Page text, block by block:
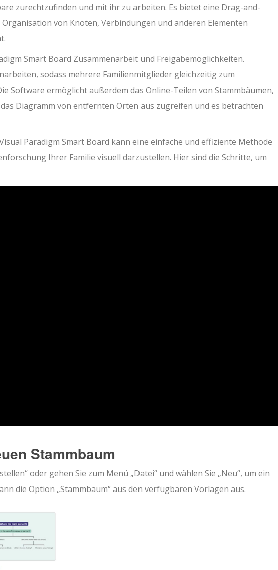
zurechtzufinden und mit ihr zu arbeiten. Es bietet eine Drag-and-
von Knoten, Verbindungen und anderen Elementen
Smart Board Zusammenarbeit und Freigabemöglichkeiten.
sodass mehrere Familienmitglieder gleichzeitig zum
Software ermöglicht außerdem das Online-Teilen von Stammbäumen,
Diagramm von entfernten Orten aus zugreifen und es betrachten
Paradigm Smart Board kann eine einfache und effiziente Methode
Ihrer Familie visuell darzustellen. Hier sind die Schritte, um
Stammbaum
oder gehen Sie zum Menü „Datei“ und wählen Sie „Neu“, um ein
die Option „Stammbaum“ aus den verfügbaren Vorlagen aus.